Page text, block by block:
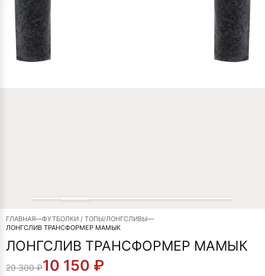
ГЛАВНАЯ—ФУТБОЛКИ / ТОПЫ/ЛОНГСЛИВЫ—
ЛОНГСЛИВ ТРАНСФОРМЕР МАМЫК
ЛОНГСЛИВ ТРАНСФОРМЕР МАМЫК
20 300₽
ПЕРВОНАЧАЛЬНАЯ
10 150 ₽
ТЕКУЩАЯ